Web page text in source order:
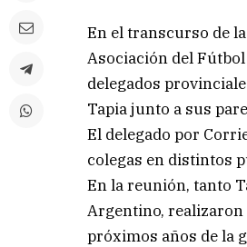
En el transcurso de
Asociación del
delegados
Tapia junto a sus
El delegado por
colegas en distintos
En la reunión, tanto
Argentino, realizaron
próximos años de la